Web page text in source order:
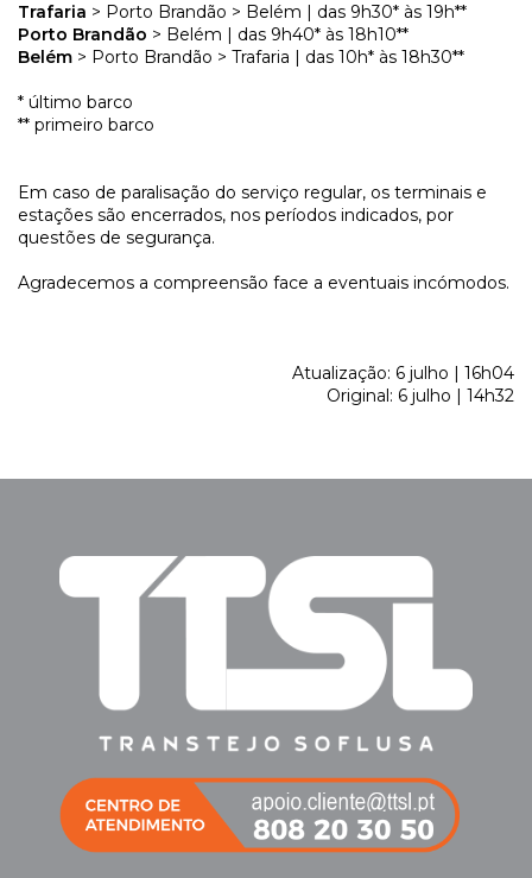
Trafaria > Porto Brandão > Belém | das 9h30* às 19h**
Porto Brandão > Belém | das 9h40* às 18h10**
Belém > Porto Brandão > Trafaria | das 10h* às 18h30**
* último barco
** primeiro barco
Em caso de paralisação do serviço regular, os terminais e
estações são encerrados, nos períodos indicados, por
questões de segurança.
Agradecemos a compreensão face a eventuais incómodos.
Atualização: 6 julho | 16h04
Original: 6 julho | 14h32